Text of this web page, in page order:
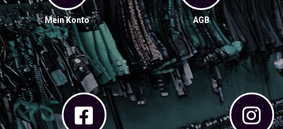
Mein Konto AGB